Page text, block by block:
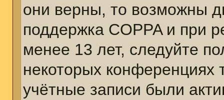
они верны, то возможны
поддержка COPPA и при
менее 13 лет, следуйте
некоторых конференциях
учётные записи были